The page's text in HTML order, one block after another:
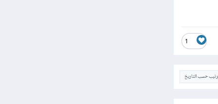
1
حسب التاريخ